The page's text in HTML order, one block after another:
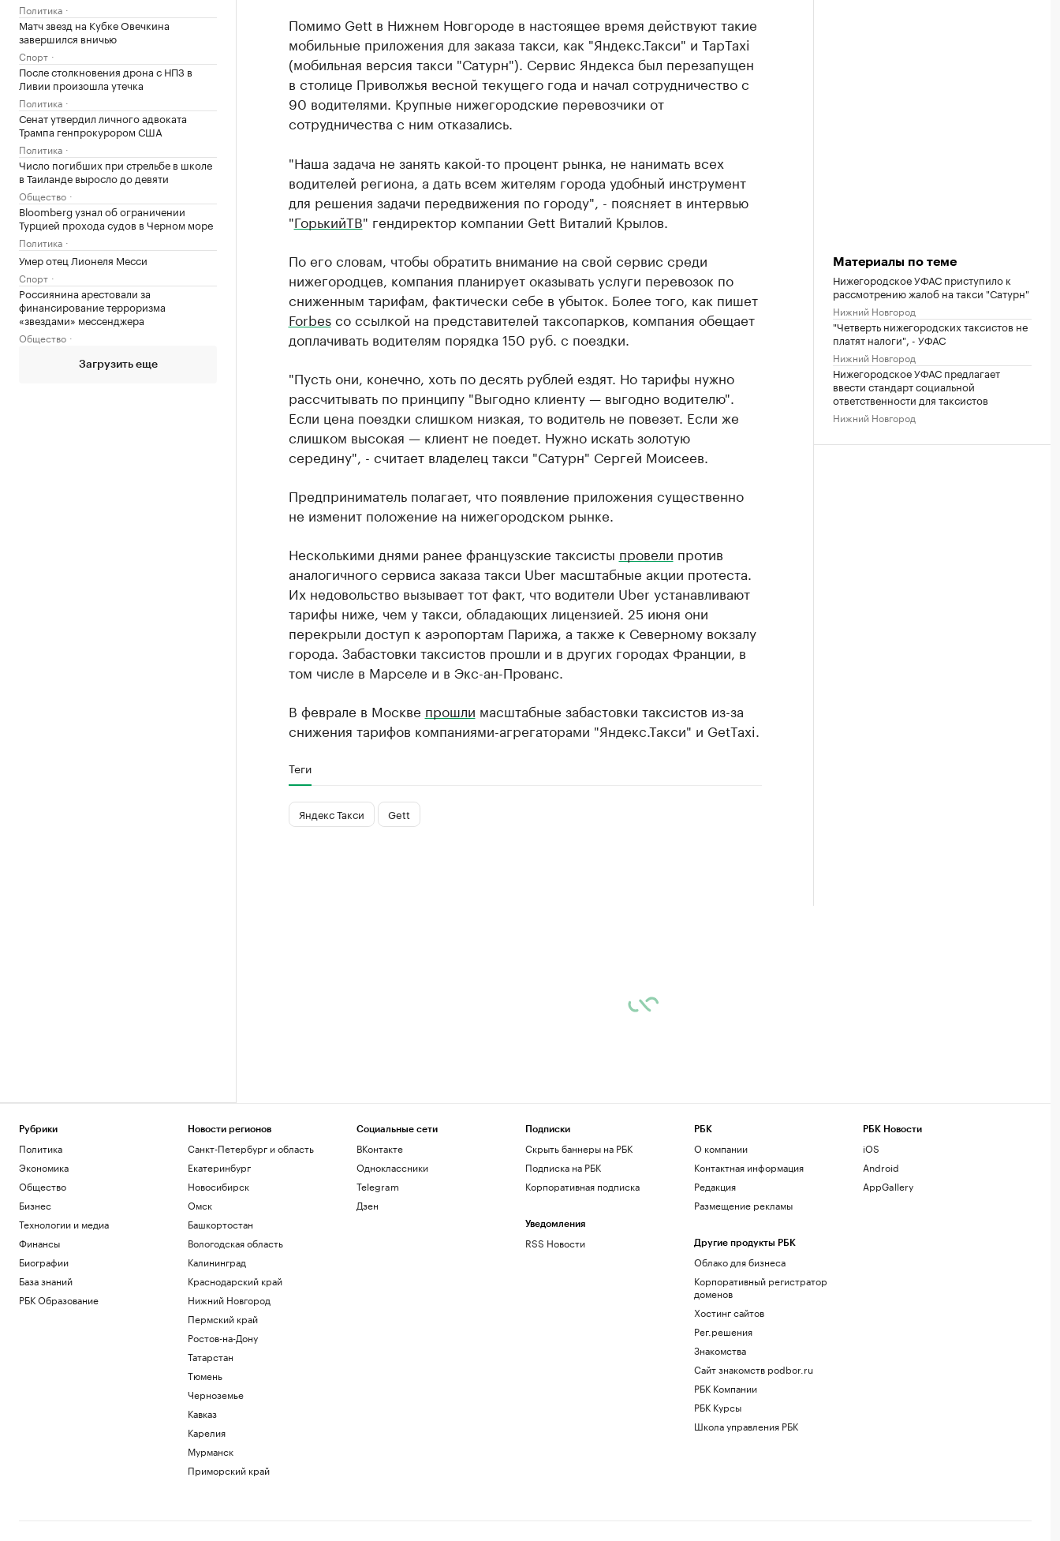
Политика
Матч звезд на Кубке Овечкина
завершился вничью
Спорт
После столкновения дрона с НПЗ в
Ливии произошла утечка
Политика
Сенат утвердил личного адвоката
Трампа генпрокурором США
Политика
Число погибших при стрельбе в школе
в Таиланде выросло до девяти
Общество
Bloomberg узнал об ограничении
Турцией прохода судов в Черном море
Политика
Умер отец Лионеля Месси
Спорт
Россиянина арестовали за
финансирование терроризма
«звездами» мессенджера
Общество
Загрузить еще
Помимо Gett в Нижнем Новгороде в настоящее время действуют такие
мобильные приложения для заказа такси, как "Яндекс.Такси" и TapTaxi
(мобильная версия такси "Сатурн"). Сервис Яндекса был перезапущен
в столице Приволжья весной текущего года и начал сотрудничество с
90 водителями. Крупные нижегородские перевозчики от
сотрудничества с ним отказались.
"Наша задача не занять какой-то процент рынка, не нанимать всех
водителей региона, а дать всем жителям города удобный инструмент
для решения задачи передвижения по городу", - поясняет в интервью
"ГорькийТВ" гендиректор компании Gett Виталий Крылов.
По его словам, чтобы обратить внимание на свой сервис среди
нижегородцев, компания планирует оказывать услуги перевозок по
сниженным тарифам, фактически себе в убыток. Более того, как пишет
Forbesсо ссылкой на представителей таксопарков, компания обещает
доплачивать водителям порядка 150 руб. с поездки.
"Пусть они, конечно, хоть по десять рублей ездят. Но тарифы нужно
рассчитывать по принципу "Выгодно клиенту — выгодно водителю".
Если цена поездки слишком низкая, то водитель не повезет. Если же
слишком высокая — клиент не поедет. Нужно искать золотую
середину", - считает владелец такси "Сатурн" Сергей Моисеев.
Предприниматель полагает, что появление приложения существенно
не изменит положение на нижегородском рынке.
Несколькими днями ранее французские таксисты провели против
аналогичного сервиса заказа такси Uber масштабные акции протеста.
Их недовольство вызывает тот факт, что водители Uber устанавливают
тарифы ниже, чем у такси, обладающих лицензией. 25 июня они
перекрыли доступ к аэропортам Парижа, а также к Северному вокзалу
города. Забастовки таксистов прошли и в других городах Франции, в
том числе в Марселе и в Экс-ан-Прованс.
В феврале в Москве прошли масштабные забастовки таксистов из-за
снижения тарифов компаниями-агрегаторами "Яндекс.Такси" и GetTaxi.
Теги
Яндекс Такси Gett
Материалы по теме
Нижегородское УФАС приступило к
рассмотрению жалоб на такси "Сатурн"
Нижний Новгород
"Четверть нижегородских таксистов не
платят налоги", - УФАС
Нижний Новгород
Нижегородское УФАС предлагает
ввести стандарт социальной
ответственности для таксистов
Нижний Новгород
Рубрики
Политика
Экономика
Общество
Бизнес
Технологии и медиа
Финансы
Биографии
База знаний
РБК Образование
Новости регионов
Санкт-Петербург и область
Екатеринбург
Новосибирск
Омск
Башкортостан
Вологодская область
Калининград
Краснодарский край
Нижний Новгород
Пермский край
Ростов-на-Дону
Татарстан
Тюмень
Черноземье
Кавказ
Карелия
Мурманск
Приморский край
Социальные сети
ВКонтакте
Одноклассники
Telegram
Дзен
Подписки
Скрыть баннеры на РБК
Подписка на РБК
Корпоративная подписка
Уведомления
RSS Новости
РБК
О компании
Контактная информация
Редакция
Размещение рекламы
Другие продукты РБК
Облако для бизнеса
Корпоративный регистратор
доменов
Хостинг сайтов
Рег.решения
Знакомства
Сайт знакомств podbor.ru
РБК Компании
РБК Курсы
Школа управления РБК
РБК Новости
iOS
Android
AppGallery